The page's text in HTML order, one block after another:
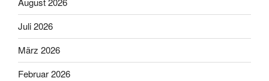
Juli 2026
März 2026
Februar 2026